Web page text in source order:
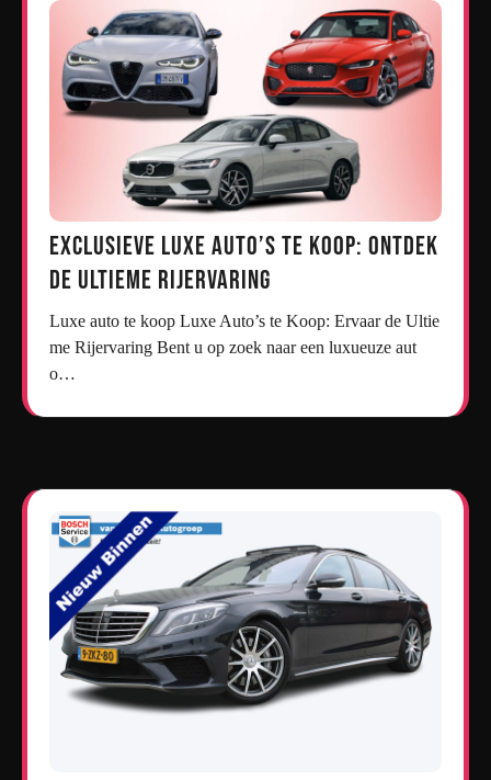
Exclusieve Luxe Auto’s te Koop: Ontdek
de Ultieme Rijervaring
Luxe auto te koop Luxe Auto’s te Koop: Ervaar de Ultie
me Rijervaring Bent u op zoek naar een luxueuze aut
o…